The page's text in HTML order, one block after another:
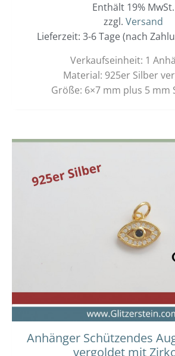
Enthält 19% MwSt.
zzgl. Versand
Lieferzeit: 3-6 Tage (nach
Verkaufseinheit: 1
Material: 925er Silber
Größe: 6×7 mm plus 5 mm
Anhänger Schützendes
vergoldet mit